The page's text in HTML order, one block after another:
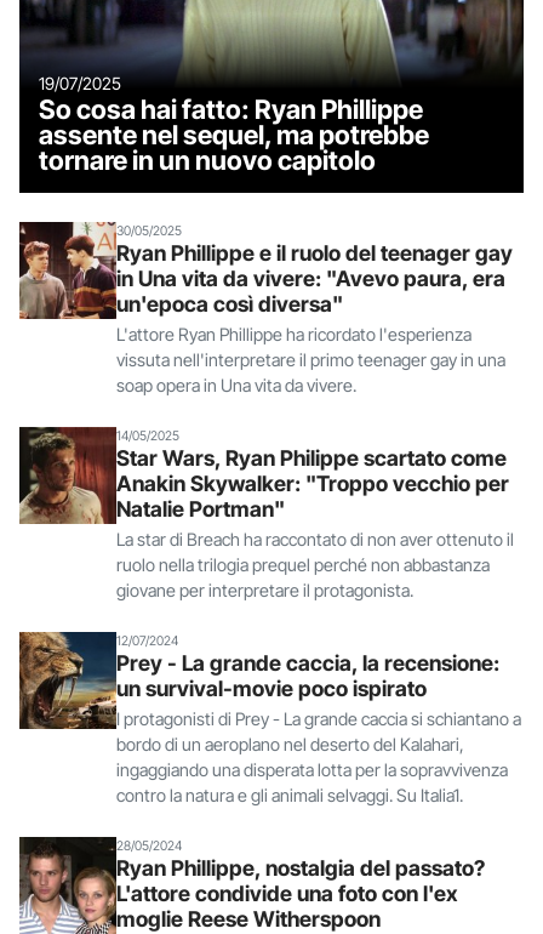
19/07/2025
So cosa hai fatto: Ryan Phillippe
assente nel sequel, ma potrebbe
tornare in un nuovo capitolo
30/05/2025
Ryan Phillippe e il ruolo del teenager gay
in Una vita da vivere: "Avevo paura, era
un'epoca così diversa"
L'attore Ryan Phillippe ha ricordato l'esperienza
vissuta nell'interpretare il primo teenager gay in una
soap opera in Una vita da vivere.
14/05/2025
Star Wars, Ryan Philippe scartato come
Anakin Skywalker: "Troppo vecchio per
Natalie Portman"
La star di Breach ha raccontato di non aver ottenuto il
ruolo nella trilogia prequel perché non abbastanza
giovane per interpretare il protagonista.
12/07/2024
Prey - La grande caccia, la recensione:
un survival-movie poco ispirato
I protagonisti di Prey - La grande caccia si schiantano a
bordo di un aeroplano nel deserto del Kalahari,
ingaggiando una disperata lotta per la sopravvivenza
contro la natura e gli animali selvaggi. Su Italia1.
28/05/2024
Ryan Phillippe, nostalgia del passato?
L'attore condivide una foto con l'ex
moglie Reese Witherspoon